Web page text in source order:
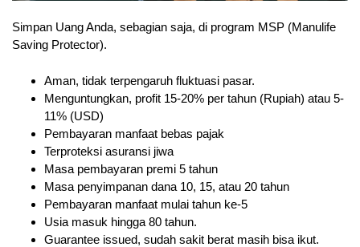
Simpan Uang Anda, sebagian saja, di program MSP (Manulife
Saving Protector).
Aman, tidak terpengaruh fluktuasi pasar.
Menguntungkan, profit 15-20% per tahun (Rupiah) atau 5-
11% (USD)
Pembayaran manfaat bebas pajak
Terproteksi asuransi jiwa
Masa pembayaran premi 5 tahun
Masa penyimpanan dana 10, 15, atau 20 tahun
Pembayaran manfaat mulai tahun ke-5
Usia masuk hingga 80 tahun.
Guarantee issued, sudah sakit berat masih bisa ikut.